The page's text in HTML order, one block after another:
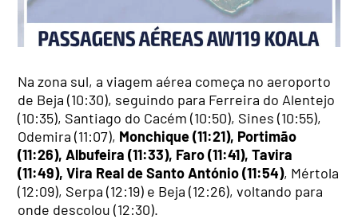
Na zona sul, a viagem aérea começa no aeroporto
de Beja (10:30), seguindo para Ferreira do Alentejo
(10:35), Santiago do Cacém (10:50), Sines (10:55),
Odemira (11:07), Monchique (11:21), Portimão
(11:26), Albufeira (11:33), Faro (11:41), Tavira
(11:49), Vira Real de Santo António (11:54), Mértola
(12:09), Serpa (12:19) e Beja (12:26), voltando para
onde descolou (12:30).